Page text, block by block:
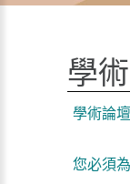
學
學術論
您必須